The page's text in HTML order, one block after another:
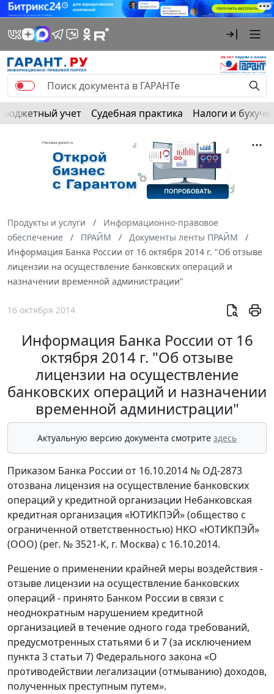
Бюджетный учет Судебная практика Налоги и
Продукты и услуги
Информационно-правовое
обеспечение
ПРАЙМ
Документы ленты ПРАЙМ
Информация Банка России от 16 октября 2014 г. "Об отзыве
лицензии на осуществление банковских операций и
назначении временной администрации"
16 октября 2014
Информация Банка России от 16
октября 2014 г. "Об отзыве
лицензии на осуществление
банковских операций и назначении
временной администрации"
Актуальную версию документа смотрите здесь
Приказом Банка России от 16.10.2014 № ОД-2873
отозвана лицензия на осуществление банковских
операций у кредитной организации Небанковская
кредитная организация «ЮТИКПЭЙ» (общество с
ограниченной ответственностью) НКО «ЮТИКПЭЙ»
(ООО) (рег. № 3521-К, г. Москва) с 16.10.2014.
Решение о применении крайней меры воздействия -
отзыве лицензии на осуществление банковских
операций - принято Банком России в связи с
неоднократным нарушением кредитной
организацией в течение одного года требований,
предусмотренных статьями 6 и 7 (за исключением
пункта 3 статьи 7) Федерального закона «О
противодействии легализации (отмыванию) доходов,
полученных преступным путем».